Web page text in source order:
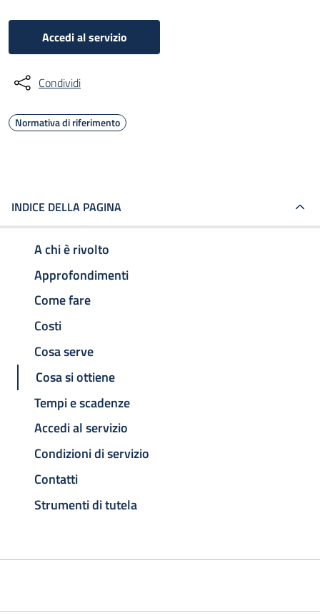
Accedi al servizio
Condividi
Normativa di riferimento
INDICE DELLA PAGINA
A chi è rivolto
Approfondimenti
Come fare
Costi
Cosa serve
Cosa si ottiene
Tempi e scadenze
Accedi al servizio
Condizioni di servizio
Contatti
Strumenti di tutela